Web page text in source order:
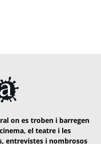
on es troben i barregen
el teatre i les
entrevistes i nombrosos